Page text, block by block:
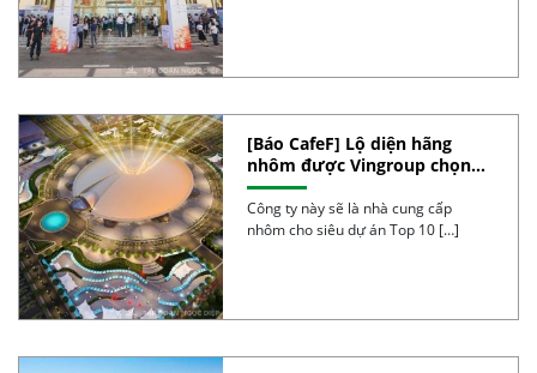
[Báo CafeF] Lộ diện hãng
nhôm được Vingroup chọn
làm siêu dự án Top 10 TG, thi
công thần tốc, 4 tháng nữa sẽ
hoàn thành
Công ty này sẽ là nhà cung cấp
nhôm cho siêu dự án Top 10 […]